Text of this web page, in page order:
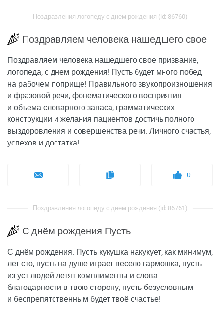
Поздравления логопеду с днем рождения (id: 86760)
Поздравляем человека нашедшего свое
Поздравляем человека нашедшего свое призвание,
логопеда, с днем рождения! Пусть будет много побед
на рабочем поприще! Правильного звукопроизношения
и фразовой речи, фонематического восприятия
и объема словарного запаса, грамматических
конструкции и желания пациентов достичь полного
выздоровления и совершенства речи. Личного счастья,
успехов и достатка!
0
Поздравления логопеду с днем рождения (id: 86761)
С днём рождения Пусть
С днём рождения. Пусть кукушка накукует, как минимум,
лет сто, пусть на душе играет весело гармошка, пусть
из уст людей летят комплименты и слова
благодарности в твою сторону, пусть безусловным
и беспрепятственным будет твоё счастье!